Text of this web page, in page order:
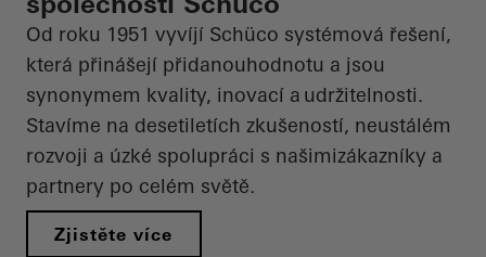
Od roku 1951 vyvíjí Schüco systémová řešení,
která přinášejí přidanouhodnotu a jsou
synonymem kvality, inovací a udržitelnosti.
Stavíme na desetiletích zkušeností, neustálém
rozvoji a úzké spolupráci s našimizákazníky a
partnery po celém světě.
Zjistěte více